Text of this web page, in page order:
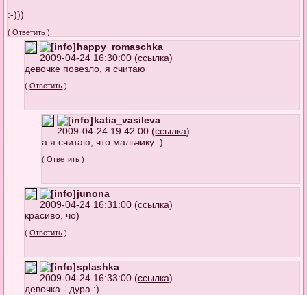
:-)))
(Ответить )
happy_romaschka
2009-04-24 16:30:00 (ссылка)
девочке повезло, я считаю
(Ответить )
katia_vasileva
2009-04-24 19:42:00 (ссылка)
а я считаю, что мальчику :)
(Ответить )
junona
2009-04-24 16:31:00 (ссылка)
красиво, чо)
(Ответить )
splashka
2009-04-24 16:33:00 (ссылка)
девочка - дура :)